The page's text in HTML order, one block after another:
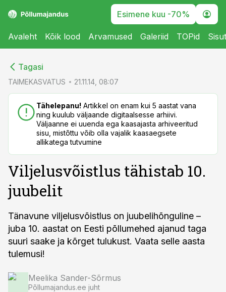
Esimene kuu -70%
Avaleht Kõik lood Arvamused Galeriid TOPid
Tagasi
TAIMEKASVATUS 21.11.14, 08:07
Tähelepanu! Artikkel on enam kui 5 aastat vana
ning kuulub väljaande digitaalsesse arhiivi.
Väljaanne ei uuenda ega kaasajasta arhiveeritud
sisu, mistõttu võib olla vajalik kaasaegsete
allikatega tutvumine
Viljelusvõistlus tähistab 10.
juubelit
Tänavune viljelusvõistlus on juubelihõnguline –
juba 10. aastat on Eesti põllumehed ajanud taga
suuri saake ja kõrget tulukust. Vaata selle aasta
tulemusi!
Meelika Sander-Sõrmus
Põllumajandus.ee juht